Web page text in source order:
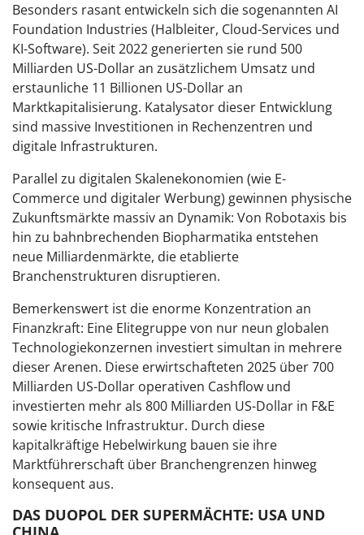
Besonders rasant entwickeln sich die sogenannten AI
Foundation Industries (Halbleiter, Cloud-Services und
KI-Software). Seit 2022 generierten sie rund 500
Milliarden US-Dollar an zusätzlichem Umsatz und
erstaunliche 11 Billionen US-Dollar an
Marktkapitalisierung. Katalysator dieser Entwicklung
sind massive Investitionen in Rechenzentren und
digitale Infrastrukturen.
Parallel zu digitalen Skalenekonomien (wie E-
Commerce und digitaler Werbung) gewinnen physische
Zukunftsmärkte massiv an Dynamik: Von Robotaxis bis
hin zu bahnbrechenden Biopharmatika entstehen
neue Milliardenmärkte, die etablierte
Branchenstrukturen disruptieren.
Bemerkenswert ist die enorme Konzentration an
Finanzkraft: Eine Elitegruppe von nur neun globalen
Technologiekonzernen investiert simultan in mehrere
dieser Arenen. Diese erwirtschafteten 2025 über 700
Milliarden US-Dollar operativen Cashflow und
investierten mehr als 800 Milliarden US-Dollar in F&E
sowie kritische Infrastruktur. Durch diese
kapitalkräftige Hebelwirkung bauen sie ihre
Marktführerschaft über Branchengrenzen hinweg
konsequent aus.
DAS DUOPOL DER SUPERMÄCHTE: USA UND